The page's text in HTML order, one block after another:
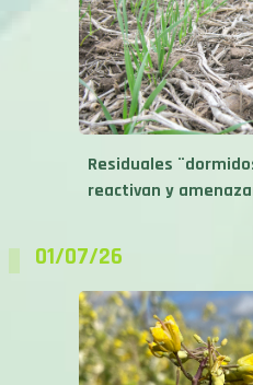
Residuales
reactivan y
01/07/26